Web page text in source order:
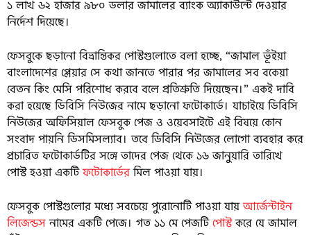
১ লাখ ৬২ হাজার ৯৮০ ডলার জামালের ব্যাংক অ্যাকাউন্টে দেওয়ার
নির্দেশ দিয়েছে।
ফেসবুকে ছড়ানো বিভ্রান্তিকর পোস্টগুলোতে বলা হচ্ছে, “জামাল ভূঁইয়া
বাংলাদেশের প্লেয়ার সে কথা জানতে পারার পর জামালের সব বকেয়া
বেতন কিং মেসি পরিশোধ করবে বলে প্রতিশ্রুতি দিয়েছেন।” একই দাবি
করা হয়েছে ডিবিসি নিউজের নামে ছড়ানো ফটোকার্ডে। যাচাইয়ে ডিবিসি
নিউজের অফিসিয়াল ফেসবুক পেজ ও ওয়েবসাইটে এই বিষয়ে কোন
সংবাদ পায়নি ডিসমিসল্যাব। তবে ডিবিসি নিউজের লোগো ব্যবহার করে
প্রচারিত ফটোকার্ডটির সঙ্গে তাদের পেজ থেকে ১৬ জানুয়ারি তারিখে
পোস্ট হওয়া একটিফটোকার্ডেরমিল পাওয়া যায়।
ফেসবুক পোস্টগুলোর মধ্যে সবচেয়ে পুরোনোটি পাওয়া যায়আর্জেন্টাইন
লিজেন্ডসনামের একটি পেজে। গত ১১ মে পেজটিপোস্টকরে যে জামাল